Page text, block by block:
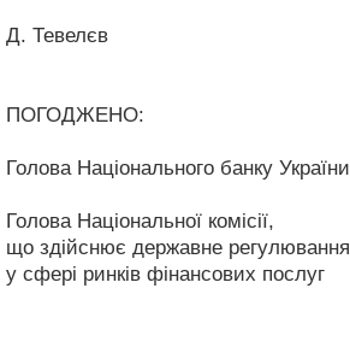
Д. Тевелєв
ПОГОДЖЕНО:
Голова Національного банку України
Голова Національної комісії,
що здійснює державне регулювання
у сфері ринків фінансових послуг